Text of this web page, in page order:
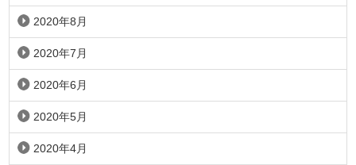
2020年8月
2020年7月
2020年6月
2020年5月
2020年4月